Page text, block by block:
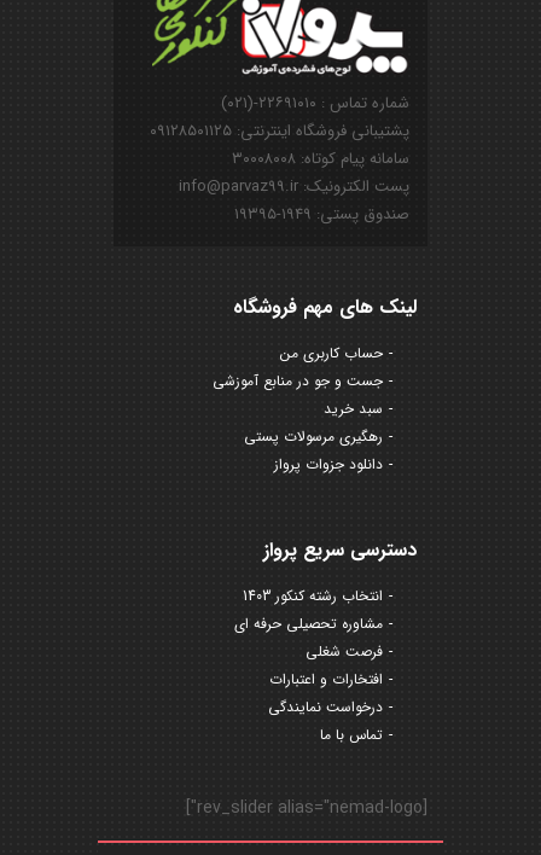
شماره تماس : ۲۲۶۹۱۰۱۰-(۰۲۱)
پشتیبانی فروشگاه اینترنتی: ۰۹۱۲۸۵۰۱۱۲۵
سامانه پیام کوتاه: ۳۰۰۰۸۰۰۸
پست الکترونیک: info@parvaz99.ir
صندوق پستی: ۱۹۴۹-۱۹۳۹۵
لینک های مهم فروشگاه
حساب کاربری من
جست و جو در منابع آموزشی
سبد خرید
رهگیری مرسولات پستی
دانلود جزوات پرواز
دسترسی سریع پرواز
انتخاب رشته کنکور 1403
مشاوره تحصیلی حرفه ای
فرصت شغلی
افتخارات و اعتبارات
درخواست نمایندگی
تماس با ما
[rev_slider alias="nemad-logo"]